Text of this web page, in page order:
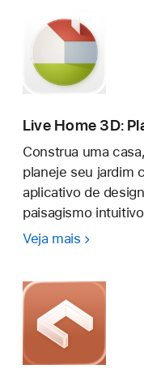
Design
Interior
IA
Live Home 3D:
Construa uma
planeje seu jardim
aplicativo de
paisagismo
Veja mais Live
3D:
Planta
de